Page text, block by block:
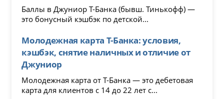
Баллы в Джуниор Т-Банка (бывш. Тинькофф) —
это бонусный кэшбэк по детской...
Молодежная карта Т-Банка: условия,
кэшбэк, снятие наличных и отличие от
Джуниор
Молодежная карта от Т-Банка — это дебетовая
карта для клиентов с 14 до 22 лет с...